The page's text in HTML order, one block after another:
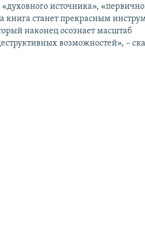
источника»,
книга станет прекрасным
наконец осознает масштаб
возможностей», –